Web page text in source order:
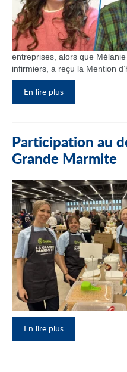
entreprises, alors que
infirmiers, a reçu la Mention
En lire plus
Participation au
Grande Marmite
En lire plus